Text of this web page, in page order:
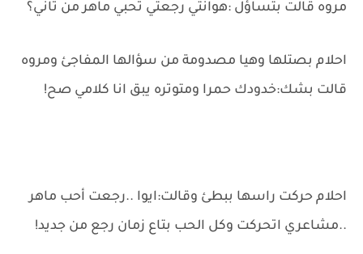
مروه قالت بتساؤل :هوانتي رجعتي تحبي ماهر من تاني؟
احلام بصتلها وهيا مصدومة من سؤالها المفاجئ ومروه
قالت بشك:خدودك حمرا ومتوتره يبق انا كلامي صح!
احلام حركت راسها ببطئ وقالت:ايوا ..رجعت أحب ماهر
..مشاعري اتحركت وكل الحب بتاع زمان رجع من جديد!